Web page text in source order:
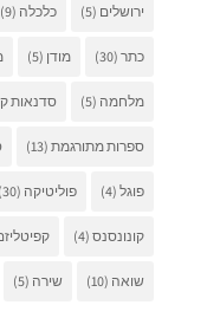
ירושלים (5) כלכלה (9)
כתר(30) מודן (5)
מלחמה (5) סדנאות
ספרות מתורגמת(13)
פוגל(4) פוליטיקה (30)
קונונסנס(4)
שואה (10) שירה (5)